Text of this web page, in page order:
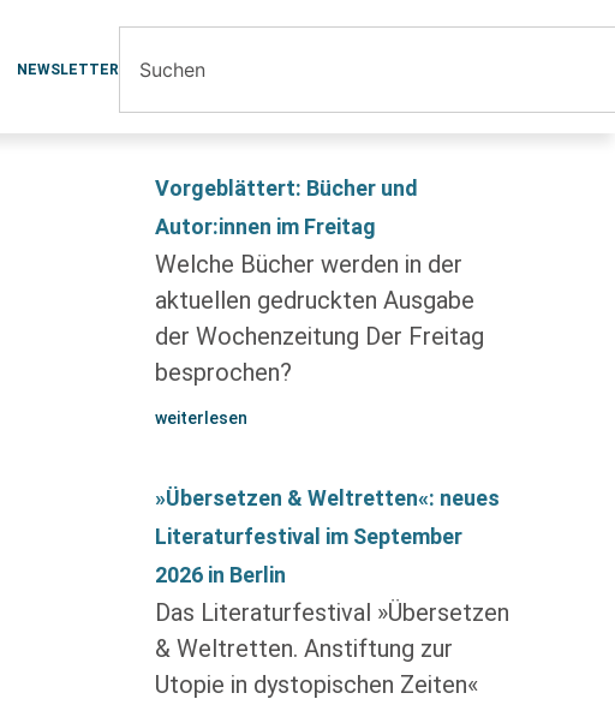
NEWSLETTER
Vorgeblättert: Bücher und
Autor:innen im Freitag
Welche Bücher werden in der
aktuellen gedruckten Ausgabe
der Wochenzeitung Der Freitag
besprochen?
weiterlesen
»Übersetzen & Weltretten«: neues
Literaturfestival im September
2026 in Berlin
Das Literaturfestival »Übersetzen
& Weltretten. Anstiftung zur
Utopie in dystopischen Zeiten«